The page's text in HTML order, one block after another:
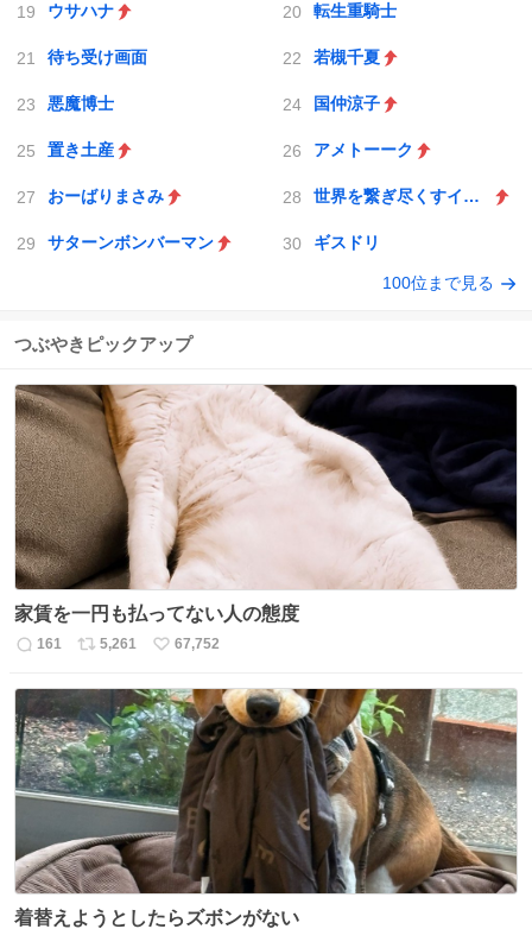
ウサハナ 転生重騎士
待ち受け画面 若槻千夏
悪魔博士 国仲涼子
置き土産 アメトーーク
おーばりまさみ 世界を繋ぎ尽くすインターネット巫女
サターンボンバーマン ギスドリ
100位まで見る
つぶやきピックアップ
家賃を一円も払ってない人の態度
返
161
リ
ト
数
5,261
い
ね
数
67,752
着替えようとしたらズボンがない